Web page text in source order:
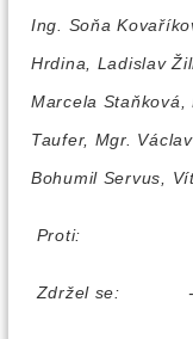
Ing. Soňa
Hrdina, Ladislav
Marcela
Taufer, Mgr.
Bohumil Servus,
Proti:
Zdržel se: